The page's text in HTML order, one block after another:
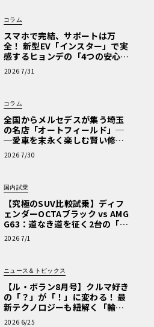
コラム
スマホで完結、サポートは万
全！ 新型EV「インスター」で実
感するヒョンデの「4つの安心」
【第1回・ヒョンデ6つの疑問：
Why? Hyundai?】〈PR〉
2026 7/31
コラム
全国からメルセデスが集う埼玉
の名店「オートフィールド」─
─愛車を末永く楽しむ賢い修理
術と、プロがフックス製オイル
を選ぶ理由〈PR〉
2026 7/30
国内試乗
【究極のSUV比較試乗】ディフ
ェンダーOCTAブラック vs AMG
G63：道なき道を征く2台の「対
極的アプローチ」
2026 7/1
ニュース＆トピックス
【ル・ボラン8月号】クルマ好き
の「？」が「！」に変わる！ 最
新テクノロジーも紐解く「輸入
車Q&A」
2026 6/25